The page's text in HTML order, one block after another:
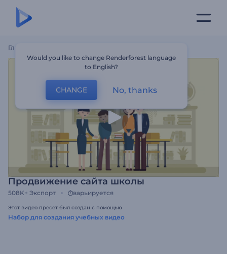
Главная
Продвижение сайта школы
508K+ Экспорт варьируется
Этот видео пресет был создан с помощью
Набор для создания учебных видео
Would you like to change Renderforest language
to English?
CHANGE No, thanks